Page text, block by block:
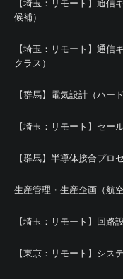
【埼玉：リモート】通信
候補）
【埼玉：リモート】通信
クラス）
【群馬】電気設計（ハ
【埼玉：リモート】セー
【群馬】半導体接合プロ
生産管理・生産企画（航空
【埼玉：リモート】回路
【東京：リモート】シス